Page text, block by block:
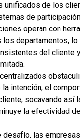
unificados de los
de
operan con
departamentos, lo
del cliente
intención, el
socavando así
la efectividad
desafío, las